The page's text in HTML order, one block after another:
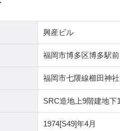
興産ビル
福岡市博多区博多駅
福岡市七隈線櫛田神
SRC造地上9階建地下
1974[S49]年4月